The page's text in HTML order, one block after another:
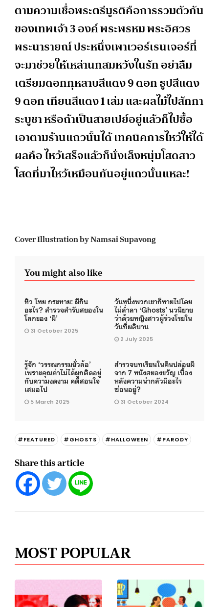
ตามความเชื่อพระตรีมูรติคือการรวมตัวกัน
ของเทพเจ้า 3 องค์ พระพรหม พระอิศวร
พระนารายณ์ ประหนึ่งเพาเวอร์เรนเจอร์ที่
จะมาช่วยให้เหล่านกสมหวังในรัก อย่าลืม
เตรียมดอกกุหลาบสีแดง 9 ดอก ธูปสีแดง
9 ดอก เทียนสีแดง 1 เล่ม และผลไม้ไปสักกา
ระบูชา หรือถ้าเป็นสายเปย์อยู่แล้วก็ไปซื้อ
เอาตามร้านแถวนั้นได้ เทคนิคการไหว้ให้ได้
ผลคือ ไหว้เสร็จแล้วก็นั่งเล็งหนุ่มโสดสาว
โสดที่มาไหว้เหมือนกันอยู่แถวนั้นแหละ!
Cover Illustration by Namsai Supavong
You might also like
หิว โหย กระหาย: ผีกิน
อะไร? สำรวจสำรับสยองใน
โลกของ ‘ผี’
31 October 2025
วันหนึ่งพวกเขาก็หายไปโดย
ไม่ล่ำลา ‘Ghosts’ นวนิยาย
ว่าด้วยหญิงสาวผู้ร่วงโรยใน
วันที่ผลิบาน
2 July 2025
รู้จัก ‘วรรณกรรมยั่วล้อ’
เพราะคุณค่าไม่ได้ผูกติดอยู่
กับความงดงาม คติสอนใจ
เสมอไป
5 March 2025
สำรวจบทเรียนในคืนปล่อยผี
จาก 7 หนังสยองขวัญ เบื้อง
หลังความน่ากลัวมีอะไร
ซ่อนอยู่?
31 October 2024
#FEATURED #GHOSTS #HALLOWEEN #PARODY
Share this article
MOST POPULAR